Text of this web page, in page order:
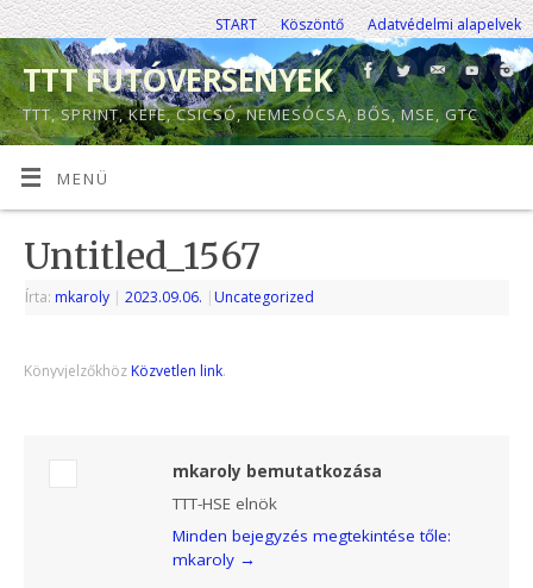
START Köszöntő Adatvédelmi alapelvek
TTT FUTÓVERSENYEK
TTT, SPRINT, KEFE, CSICSÓ, NEMESÓCSA, BŐS, MSE, GTC
MENÜ
Untitled_1567
Írta: mkaroly | 2023.09.06. | Uncategorized
Könyvjelzőkhöz Közvetlen link.
mkaroly bemutatkozása
TTT-HSE elnök
Minden bejegyzés megtekintése tőle:
mkaroly →